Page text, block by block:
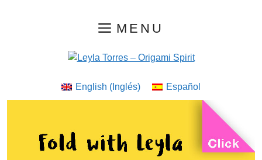
MENU
English ( Inglés) Español